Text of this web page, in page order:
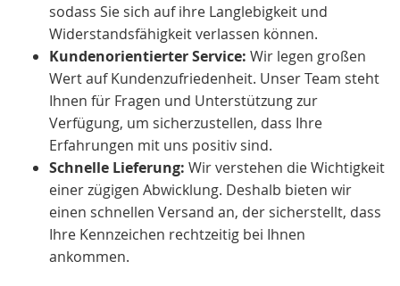
sodass Sie sich auf ihre Langlebigkeit und
Widerstandsfähigkeit verlassen können.
Kundenorientierter Service: Wir legen großen
Wert auf Kundenzufriedenheit. Unser Team steht
Ihnen für Fragen und Unterstützung zur
Verfügung, um sicherzustellen, dass Ihre
Erfahrungen mit uns positiv sind.
Schnelle Lieferung: Wir verstehen die Wichtigkeit
einer zügigen Abwicklung. Deshalb bieten wir
einen schnellen Versand an, der sicherstellt, dass
Ihre Kennzeichen rechtzeitig bei Ihnen
ankommen.